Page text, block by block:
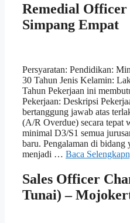
Remedial
Simpang Empat
Persyaratan: Pendidikan:
30 Tahun Jenis Kelamin:
Tahun Pekerjaan ini
Pekerjaan: Deskripsi
bertanggung jawab atas
(A/R Overdue) secara tepat
minimal D3/S1 semua
baru. Pengalaman di bidang
menjadi … Baca
Sales Officer
Tunai) –